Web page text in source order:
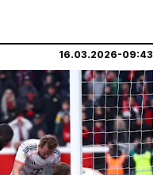
16.03.2026-09:43